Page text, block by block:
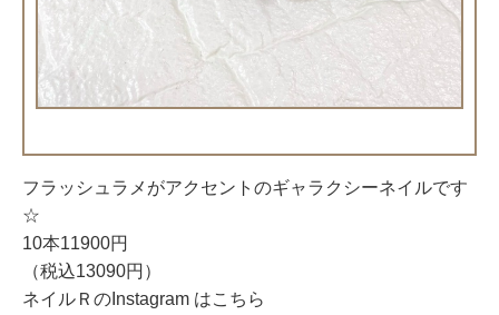
フラッシュラメがアクセントのギャラクシーネイルです
☆
10本11900円
（税込13090円）
ネイルＲのInstagram はこちら